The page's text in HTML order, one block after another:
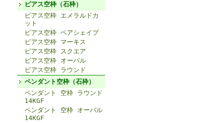
ピアス空枠（石枠）
ピアス空枠 エメラルドカ
ット
ピアス空枠 ペアシェイプ
ピアス空枠 マーキス
ピアス空枠 スクエア
ピアス空枠 オーバル
ピアス空枠 ラウンド
ペンダント空枠（石枠）
ペンダント 空枠 ラウンド
14KGF
ペンダント 空枠 オーバル
14KGF